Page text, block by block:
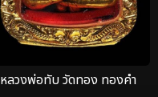
หลวงพ่อทับ วัดทอง ทองคำ